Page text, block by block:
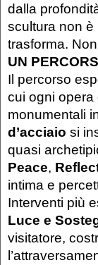
dalla
scultura non è
trasforma.
UN
Il percorso
cui ogni
monumentali
d’acciaio si
quasi
Peace,
intima e
Interventi più
Luce e
visitatore,